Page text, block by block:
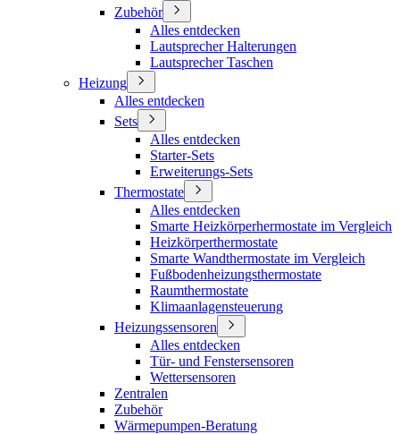
Zubehör
Alles entdecken
Lautsprecher Halterungen
Lautsprecher Taschen
Heizung
Alles entdecken
Sets
Alles entdecken
Starter-Sets
Erweiterungs-Sets
Thermostate
Alles entdecken
Smarte Heizkörperhermostate im Vergleich
Heizkörperthermostate
Smarte Wandthermostate im Vergleich
Fußbodenheizungsthermostate
Raumthermostate
Klimaanlagensteuerung
Heizungssensoren
Alles entdecken
Tür- und Fenstersensoren
Wettersensoren
Zentralen
Zubehör
Wärmepumpen-Beratung